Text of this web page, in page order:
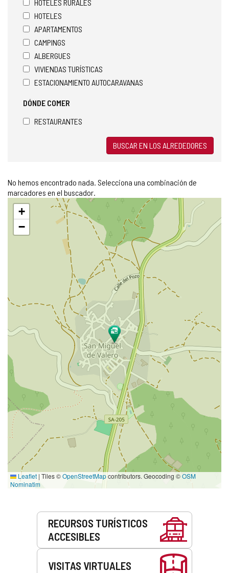
HOTELES RURALES
HOTELES
APARTAMENTOS
CAMPINGS
ALBERGUES
VIVIENDAS TURÍSTICAS
ESTACIONAMIENTO AUTOCARAVANAS
DÓNDE COMER
RESTAURANTES
BUSCAR EN LOS ALREDEDORES
No hemos encontrado nada. Selecciona una combinación de
marcadores en el buscador.
Saltar
mapa
+
−
Leaflet | Tiles ©OpenStreetMapcontributors. Geocoding ©OSM
Nominatim
RECURSOS TURÍSTICOS
ACCESIBLES
VISITAS VIRTUALES